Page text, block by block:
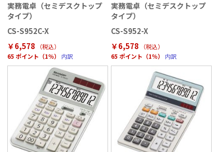
実務電卓（セミデスクトップ
タイプ）
CS-S952C-X
￥6,578
（税込）
65 ポイント（1％）
内訳
実務電卓（セミデスクトップ
タイプ）
CS-S952-X
￥6,578
（税込）
65 ポイント（1％）
内訳